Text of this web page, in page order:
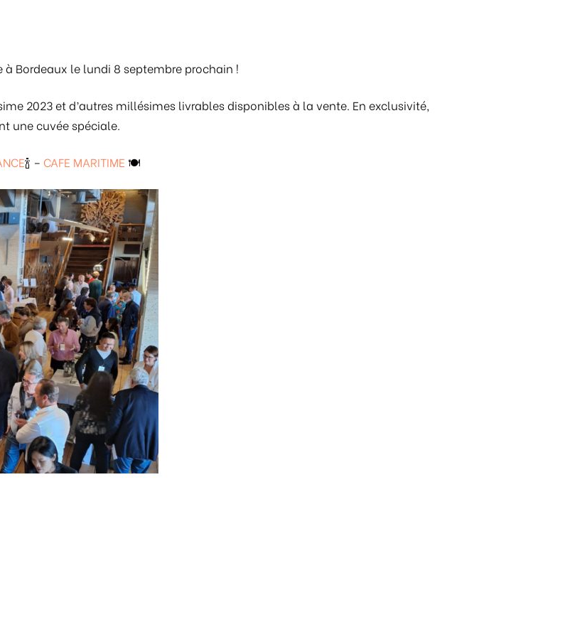
Bordeaux le lundi 8 septembre prochain !
2023 et d’autres millésimes livrables disponibles à la vente. En exclusivité,
une cuvée spéciale.
🍾 – CAFE MARITIME 🍽